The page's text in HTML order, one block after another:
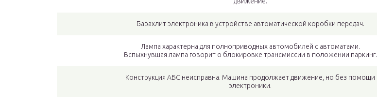
Барахлит электроника в устройстве автоматической коробки передач.
Лампа характерна для полноприводных автомобилей с автоматами.
Вспыхнувшая лампа говорит о блокировке трансмиссии в положении паркинг.
Конструкция АБС неисправна. Машина продолжает движение, но без помощи
электроники.